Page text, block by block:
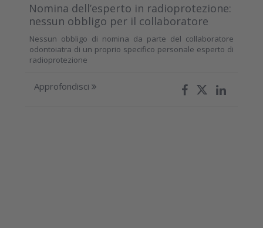
Nomina dell’esperto in radioprotezione:
nessun obbligo per il collaboratore
Nessun obbligo di nomina da parte del collaboratore
odontoiatra di un proprio specifico personale esperto di
radioprotezione
Approfondisci